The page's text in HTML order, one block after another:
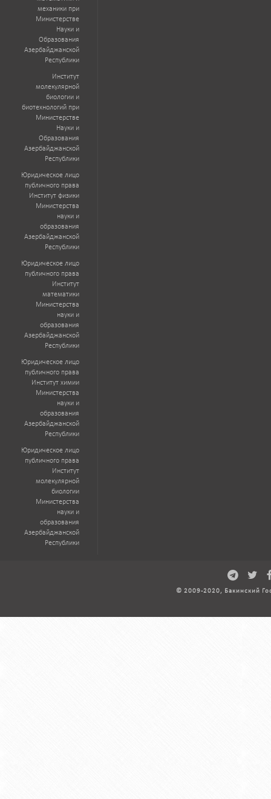
механики при
Министерстве
Науки и
Образования
Азербайджанской
Республики
Институт
молекулярной
биологии и
биотехнологий при
Министерстве
Науки и
Образования
Азербайджанской
Республики
Юридическое лицо
публичного права
Институт физики
Министерства
науки и
образования
Азербайджанской
Республики
Юридическое лицо
публичного права
Институт
математики
Министерства
науки и
образования
Азербайджанской
Республики
Юридическое лицо
публичного права
Институт химии
Министерства
науки и
образования
Азербайджанской
Республики
Юридическое лицо
публичного права
Институт
молекулярной
биологии
Министерства
науки и
образования
Азербайджанской
Республики
© 2009-2020, Бакинский